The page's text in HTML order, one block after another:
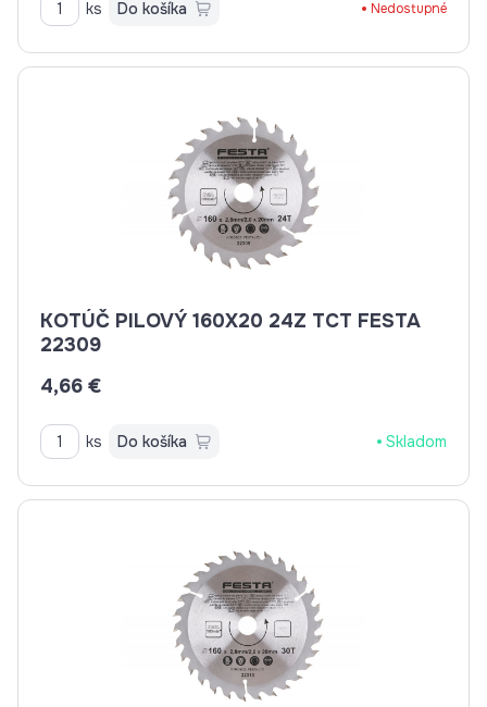
ks Do košíka Nedostupné
KOTÚČ PILOVÝ 160X20 24Z TCT FESTA
22309
4,66 €
ks Do košíka Skladom